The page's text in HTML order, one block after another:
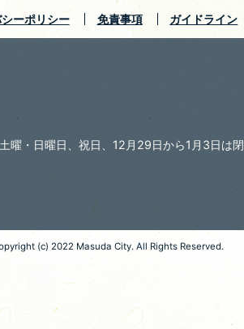
ーポリシー 免責事項 ガイドライン
土曜・日曜日、祝日、12月29日から1月3日は閉
(c) 2022 Masuda City. All Rights Reserved.